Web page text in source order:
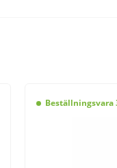
Beställningsvara